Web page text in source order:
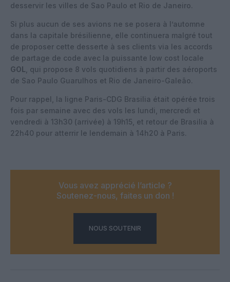
desservir les villes de Sao Paulo et Rio de Janeiro.
Si plus aucun de ses avions ne se posera à l’automne
dans la capitale brésilienne, elle continuera malgré tout
de proposer cette desserte à ses clients via les accords
de partage de code avec la puissante low cost locale
GOL , qui propose 8 vols quotidiens à partir des aéroports
de Sao Paulo Guarulhos et Rio de Janeiro-Galeão.
Pour rappel, la ligne Paris-CDG Brasilia était opérée trois
fois par semaine avec des vols les lundi, mercredi et
vendredi à 13h30 (arrivée) à 19h15, et retour de Brasilia à
22h40 pour atterrir le lendemain à 14h20 à Paris.
Vous avez apprécié l’article ?
Soutenez-nous, faites un don !
NOUS SOUTENIR